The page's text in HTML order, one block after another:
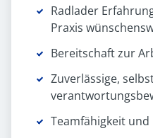
Radlader
Praxis
Bereitschaft zur
Zuverlässige,
Teamfähigkeit